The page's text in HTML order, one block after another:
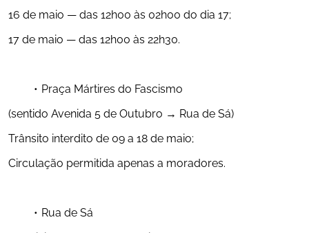
16 de maio — das 12h00 às 02h00 do dia 17;
17 de maio — das 12h00 às 22h30.
Praça Mártires do Fascismo
(sentido Avenida 5 de Outubro → Rua de Sá)
Trânsito interdito de 09 a 18 de maio;
Circulação permitida apenas a moradores.
Rua de Sá